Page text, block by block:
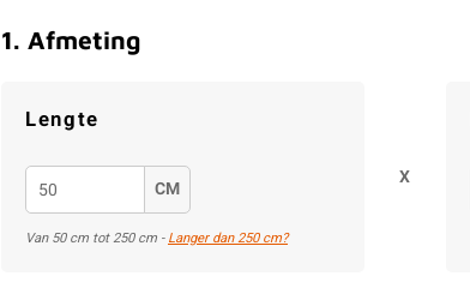
1. Afmeting
Lengte
CM
Van 50 cm tot 250 cm -Langer dan 250 cm?
X